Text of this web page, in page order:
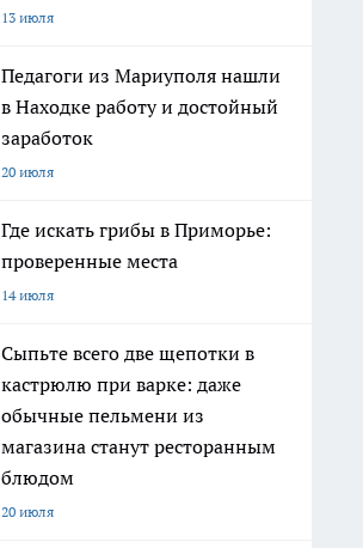
13 июля
Педагоги из Мариуполя нашли
в Находке работу и достойный
заработок
20 июля
Где искать грибы в Приморье:
проверенные места
14 июля
Сыпьте всего две щепотки в
кастрюлю при варке: даже
обычные пельмени из
магазина станут ресторанным
блюдом
20 июля